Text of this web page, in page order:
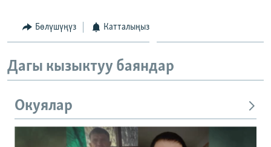
Бөлүшүңүз Катталыңыз
Дагы кызыктуу баяндар
Окуялар